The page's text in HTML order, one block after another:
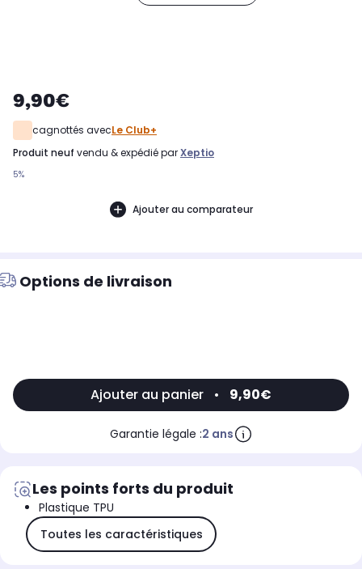
9,90€
cagnottés avecLe Club+
produit neuf vendu & expédié parXeptio
5%
Ajouter au comparateur
Options de livraison
Ajouter au panier • 9,90€
Garantie légale :2 ans
Les points forts du produit
Plastique TPU
Toutes les caractéristiques